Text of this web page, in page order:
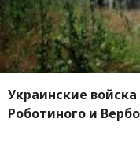
Украинские
Роботиного и